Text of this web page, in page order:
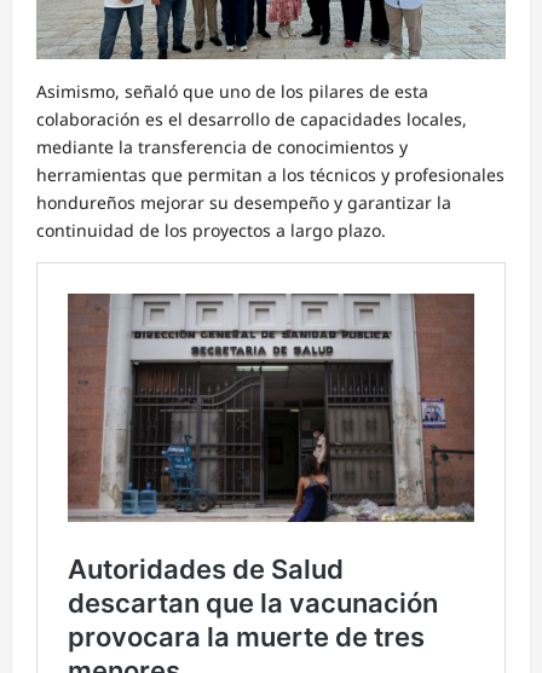
Asimismo, señaló que uno de los pilares de esta
colaboración es el desarrollo de capacidades locales,
mediante la transferencia de conocimientos y
herramientas que permitan a los técnicos y profesionales
hondureños mejorar su desempeño y garantizar la
continuidad de los proyectos a largo plazo.